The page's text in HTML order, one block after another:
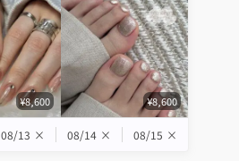
¥8,600 ¥8,600
08/13 × 08/14 × 08/15 ×